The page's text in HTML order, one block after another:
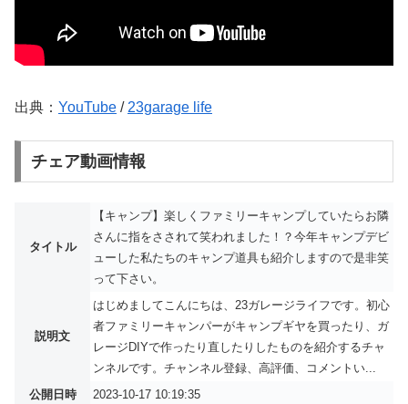
出典： YouTube / 23garage life
チェア動画情報
タイトル
【キャンプ】楽しくファミリーキャンプしていたらお隣
さんに指をさされて笑われました！？今年キャンプデビ
ューした私たちのキャンプ道具も紹介しますので是非笑
って下さい。
説明文
はじめましてこんにちは、23ガレージライフです。初心
者ファミリーキャンパーがキャンプギヤを買ったり、ガ
レージDIYで作ったり直したりしたものを紹介するチャ
ンネルです。チャンネル登録、高評価、コメントい...
公開日時
2023-10-17 10:19:35